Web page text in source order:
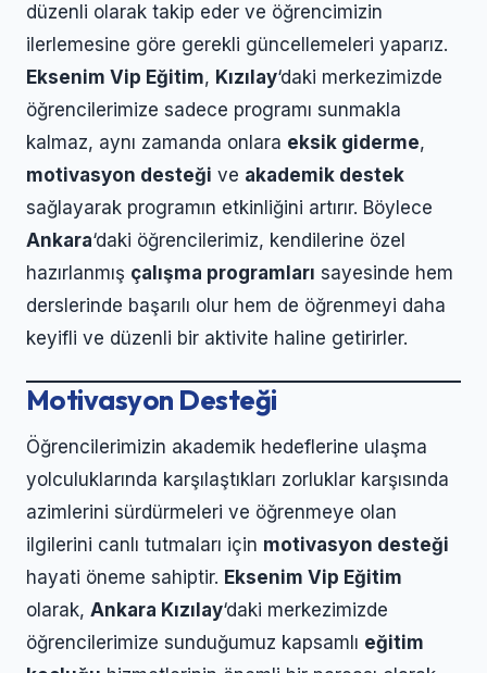
düzenli olarak takip eder ve öğrencimizin
ilerlemesine göre gerekli güncellemeleri yaparız.
Eksenim Vip Eğitim, Kızılay‘daki merkezimizde
öğrencilerimize sadece programı sunmakla
kalmaz, aynı zamanda onlara eksik giderme,
motivasyon desteği ve akademik destek
sağlayarak programın etkinliğini artırır. Böylece
Ankara‘daki öğrencilerimiz, kendilerine özel
hazırlanmış çalışma programları sayesinde hem
derslerinde başarılı olur hem de öğrenmeyi daha
keyifli ve düzenli bir aktivite haline getirirler.
Motivasyon Desteği
Öğrencilerimizin akademik hedeflerine ulaşma
yolculuklarında karşılaştıkları zorluklar karşısında
azimlerini sürdürmeleri ve öğrenmeye olan
ilgilerini canlı tutmaları için motivasyon desteği
hayati öneme sahiptir. Eksenim Vip Eğitim
olarak, Ankara Kızılay‘daki merkezimizde
öğrencilerimize sunduğumuz kapsamlı eğitim